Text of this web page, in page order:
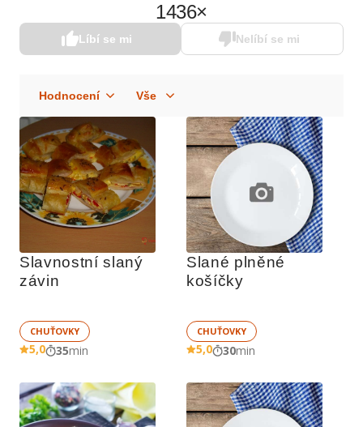
1436×
Líbí se mi Nelíbí se mi
Slavnostní slaný
závin
CHUŤOVKY
5,0 35min
Slané plněné
košíčky
CHUŤOVKY
5,0 30min